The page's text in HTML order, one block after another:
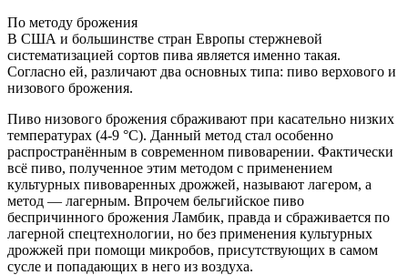
По методу брожения
В США и большинстве стран Европы стержневой
систематизацией сортов пива является именно такая.
Согласно ей, различают два основных типа: пиво верхового и
низового брожения.
Пиво низового брожения сбраживают при касательно низких
температурах (4-9 °C). Данный метод стал особенно
распространённым в современном пивоварении. Фактически
всё пиво, полученное этим методом с применением
культурных пивоваренных дрожжей, называют лагером, а
метод — лагерным. Впрочем бельгийское пиво
беспричинного брожения Ламбик, правда и сбраживается по
лагерной спецтехнологии, но без применения культурных
дрожжей при помощи микробов, присутствующих в самом
сусле и попадающих в него из воздуха.